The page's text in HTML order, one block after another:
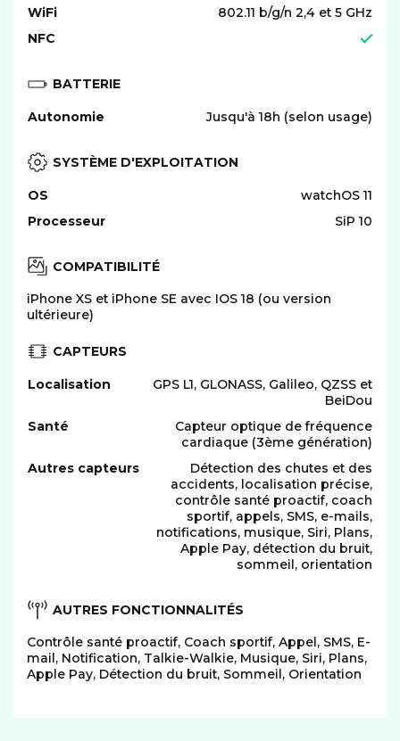
WiFi
802.11 b/g/n 2,4 et 5 GHz
NFC
BATTERIE
Autonomie Jusqu'à 18h (selon usage)
SYSTÈME D'EXPLOITATION
OS
watchOS 11
Processeur
SiP 10
COMPATIBILITÉ
iPhone XS et iPhone SE avec IOS 18 (ou version
ultérieure)
CAPTEURS
Localisation
GPS L1, GLONASS, Galileo, QZSS et
BeiDou
Santé
Capteur optique de fréquence
cardiaque (3ème génération)
Autres capteurs
Détection des chutes et des
accidents, localisation précise,
contrôle santé proactif, coach
sportif, appels, SMS, e-mails,
notifications, musique, Siri, Plans,
Apple Pay, détection du bruit,
sommeil, orientation
AUTRES FONCTIONNALITÉS
Contrôle santé proactif, Coach sportif, Appel, SMS, E-
mail, Notification, Talkie-Walkie, Musique, Siri, Plans,
Apple Pay, Détection du bruit, Sommeil, Orientation